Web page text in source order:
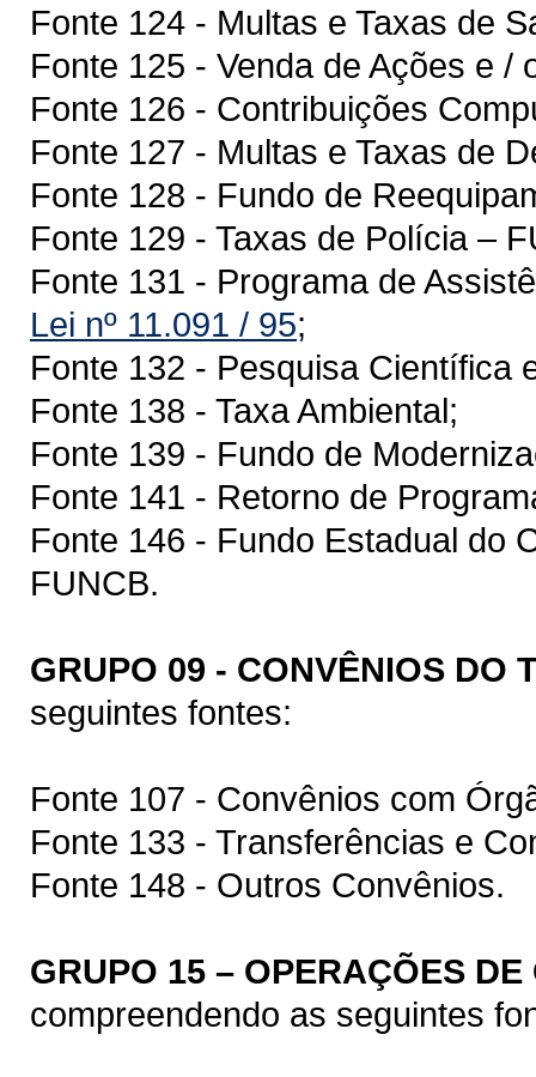
Fonte 124 - Multas e Taxas de
Fonte 125 - Venda de Ações e /
Fonte 126 - Contribuições
Fonte 127 - Multas e Taxas de
Fonte 128 - Fundo de
Fonte 129 - Taxas de Polícia –
Fonte 131 - Programa de
Lei nº 11.091 / 95;
Fonte 132 - Pesquisa Científica
Fonte 138 - Taxa Ambiental;
Fonte 139 - Fundo de
Fonte 141 - Retorno de
Fonte 146 - Fundo Estadual do
FUNCB.
GRUPO 09 - CONVÊNIOS DO
seguintes fontes:
Fonte 107 - Convênios com
Fonte 133 - Transferências e
Fonte 148 - Outros Convênios.
GRUPO 15 – OPERAÇÕES
compreendendo as seguintes